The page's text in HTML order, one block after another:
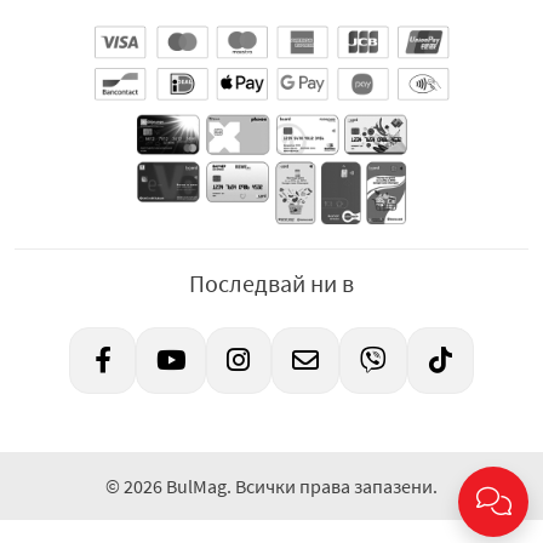
потребителя: 080013500 (безплатен от цялата страна),
bgconsumer@mdlz.com.
Последвай ни в
© 2026 BulMag. Всички права запазени.